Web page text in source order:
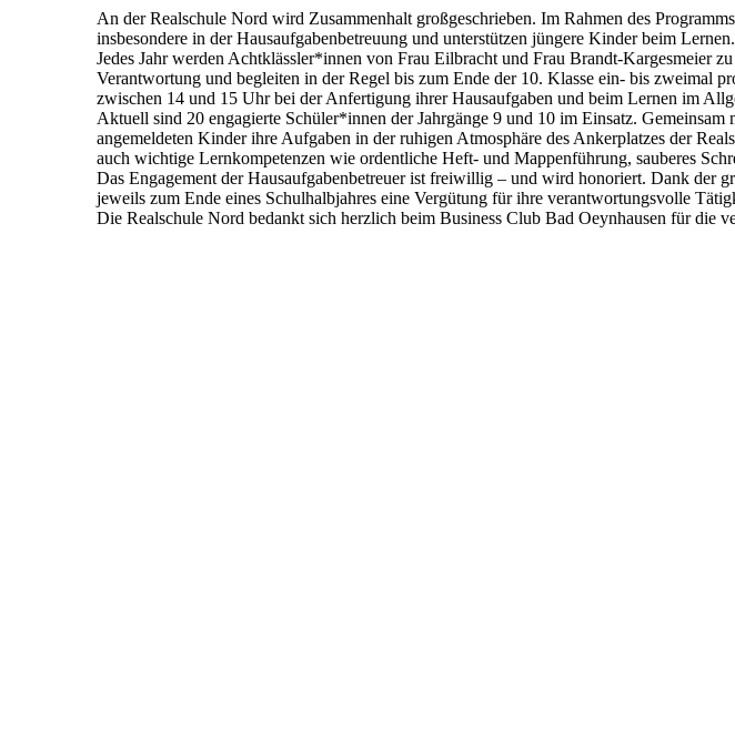
An der Realschule Nord wird Zusammenhalt großgeschrieben. Im Rahmen des
insbesondere in der Hausaufgabenbetreuung und unterstützen jüngere Kinder beim Lernen.
Jedes Jahr werden Achtklässler*innen von Frau Eilbracht und Frau Brandt-Kargesmeier
Verantwortung und begleiten in der Regel bis zum Ende der 10. Klasse ein- bis zweimal
zwischen 14 und 15 Uhr bei der Anfertigung ihrer Hausaufgaben und beim Lernen im
Aktuell sind 20 engagierte Schüler*innen der Jahrgänge 9 und 10 im Einsatz.
angemeldeten Kinder ihre Aufgaben in der ruhigen Atmosphäre des Ankerplatzes der
auch wichtige Lernkompetenzen wie ordentliche Heft- und Mappenführung, sauberes
Das Engagement der Hausaufgabenbetreuer ist freiwillig – und wird honoriert. Dank der
jeweils zum Ende eines Schulhalbjahres eine Vergütung für ihre verantwortungsvolle
Die Realschule Nord bedankt sich herzlich beim Business Club Bad Oeynhausen für die